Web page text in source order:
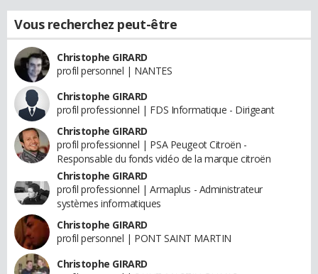
Vous recherchez peut-être
Christophe GIRARD
profil personnel | NANTES
Christophe GIRARD
profil professionnel | FDS Informatique - Dirigeant
Christophe GIRARD
profil professionnel | PSA Peugeot Citroën -
Responsable du fonds vidéo de la marque citroën
Christophe GIRARD
profil professionnel | Armaplus - Administrateur
systèmes informatiques
Christophe GIRARD
profil personnel | PONT SAINT MARTIN
Christophe GIRARD